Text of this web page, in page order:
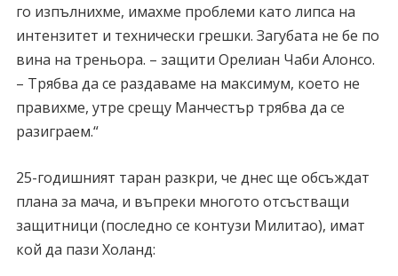
го изпълнихме, имахме проблеми като липса на
интензитет и технически грешки. Загубата не бе по
вина на треньора. – защити Орелиан Чаби Алонсо.
– Трябва да се раздаваме на максимум, което не
правихме, утре срещу Манчестър трябва да се
разиграем.“
25-годишният таран разкри, че днес ще обсъждат
плана за мача, и въпреки многото отсъстващи
защитници (последно се контузи Милитао), имат
кой да пази Холанд: